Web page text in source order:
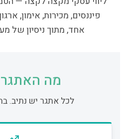
פיננסים, מכירות, אימון,
אחד, מתוך ניסיון של מעל 1,000
מה
לכל אתגר יש נתיב.